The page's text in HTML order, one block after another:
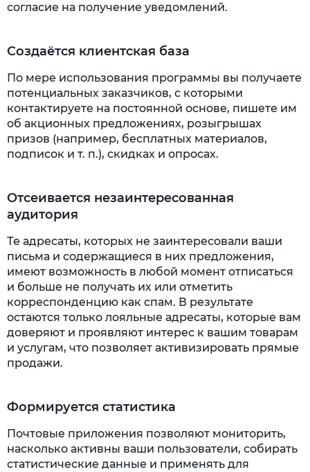
согласие на получение уведомлений.
Создаётся клиентская база
По мере использования программы вы получаете
потенциальных заказчиков, с которыми
контактируете на постоянной основе, пишете им
об акционных предложениях, розыгрышах
призов (например, бесплатных материалов,
подписок и т. п.), скидках и опросах.
Отсеивается незаинтересованная
аудитория
Те адресаты, которых не заинтересовали ваши
письма и содержащиеся в них предложения,
имеют возможность в любой момент отписаться
и больше не получать их или отметить
корреспонденцию как спам. В результате
остаются только лояльные адресаты, которые вам
доверяют и проявляют интерес к вашим товарам
и услугам, что позволяет активизировать прямые
продажи.
Формируется статистика
Почтовые приложения позволяют мониторить,
насколько активны ваши пользователи, собирать
статистические данные и применять для